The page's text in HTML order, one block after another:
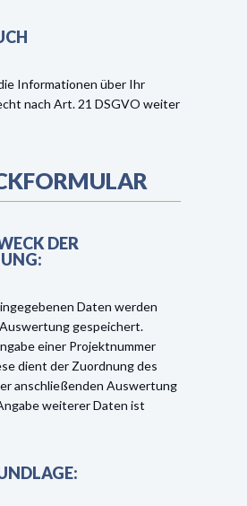
Informationen über Ihr
nach Art. 21 DSGVO weiter
DER
Daten werden
gespeichert.
einer Projektnummer
dient der Zuordnung des
anschließenden Auswertung
weiterer Daten ist